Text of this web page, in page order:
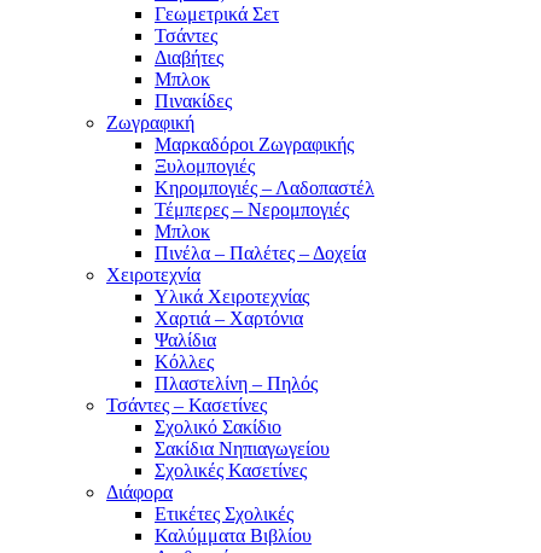
Γεωμετρικά Σετ
Τσάντες
Διαβήτες
Μπλοκ
Πινακίδες
Ζωγραφική
Μαρκαδόροι Ζωγραφικής
Ξυλομπογιές
Κηρομπογιές – Λαδοπαστέλ
Τέμπερες – Νερομπογιές
Μπλοκ
Πινέλα – Παλέτες – Δοχεία
Χειροτεχνία
Υλικά Χειροτεχνίας
Χαρτιά – Χαρτόνια
Ψαλίδια
Κόλλες
Πλαστελίνη – Πηλός
Τσάντες – Κασετίνες
Σχολικό Σακίδιο
Σακίδια Νηπιαγωγείου
Σχολικές Κασετίνες
Διάφορα
Ετικέτες Σχολικές
Καλύμματα Βιβλίου